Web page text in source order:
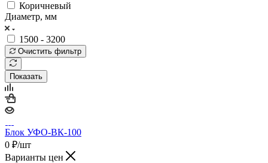
Коричневый
Диаметр, мм
1500 - 3200
Очистить фильтр
Показать
Блок УФО-ВК-100
0 ₽/шт
Варианты цен